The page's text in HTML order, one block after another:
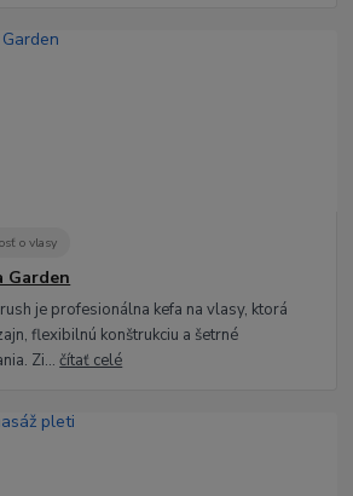
o vlasy
Garden
je profesionálna kefa na vlasy, ktorá
flexibilnú konštrukciu a šetrné
Zi...čítať celé